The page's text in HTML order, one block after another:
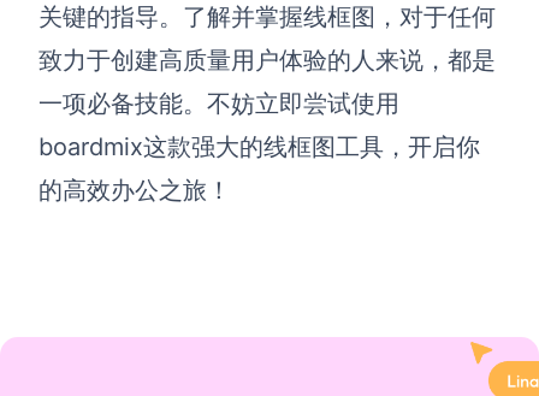
关键的指导。了解并掌握线框图，对于任何
致力于创建高质量用户体验的人来说，都是
一项必备技能。不妨立即尝试使用
boardmix这款强大的线框图工具，开启你
的高效办公之旅！